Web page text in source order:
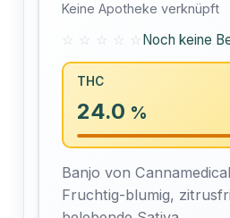
Keine Apotheke verknüpft
☆ ☆ ☆ ☆ ☆ Noch keine
THC
24.0 %
Banjo von
Fruchtig-blumig,